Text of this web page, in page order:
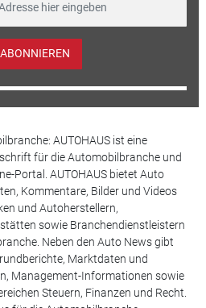
ABONNIEREN
AUTOHAUS ist eine
für die Automobilbranche und
Portal. AUTOHAUS bietet Auto
Kommentare, Bilder und Videos
und Autoherstellern,
sowie Branchendienstleistern
Neben den Auto News gibt
Marktdaten und
Management-Informationen sowie
Steuern, Finanzen und Recht.